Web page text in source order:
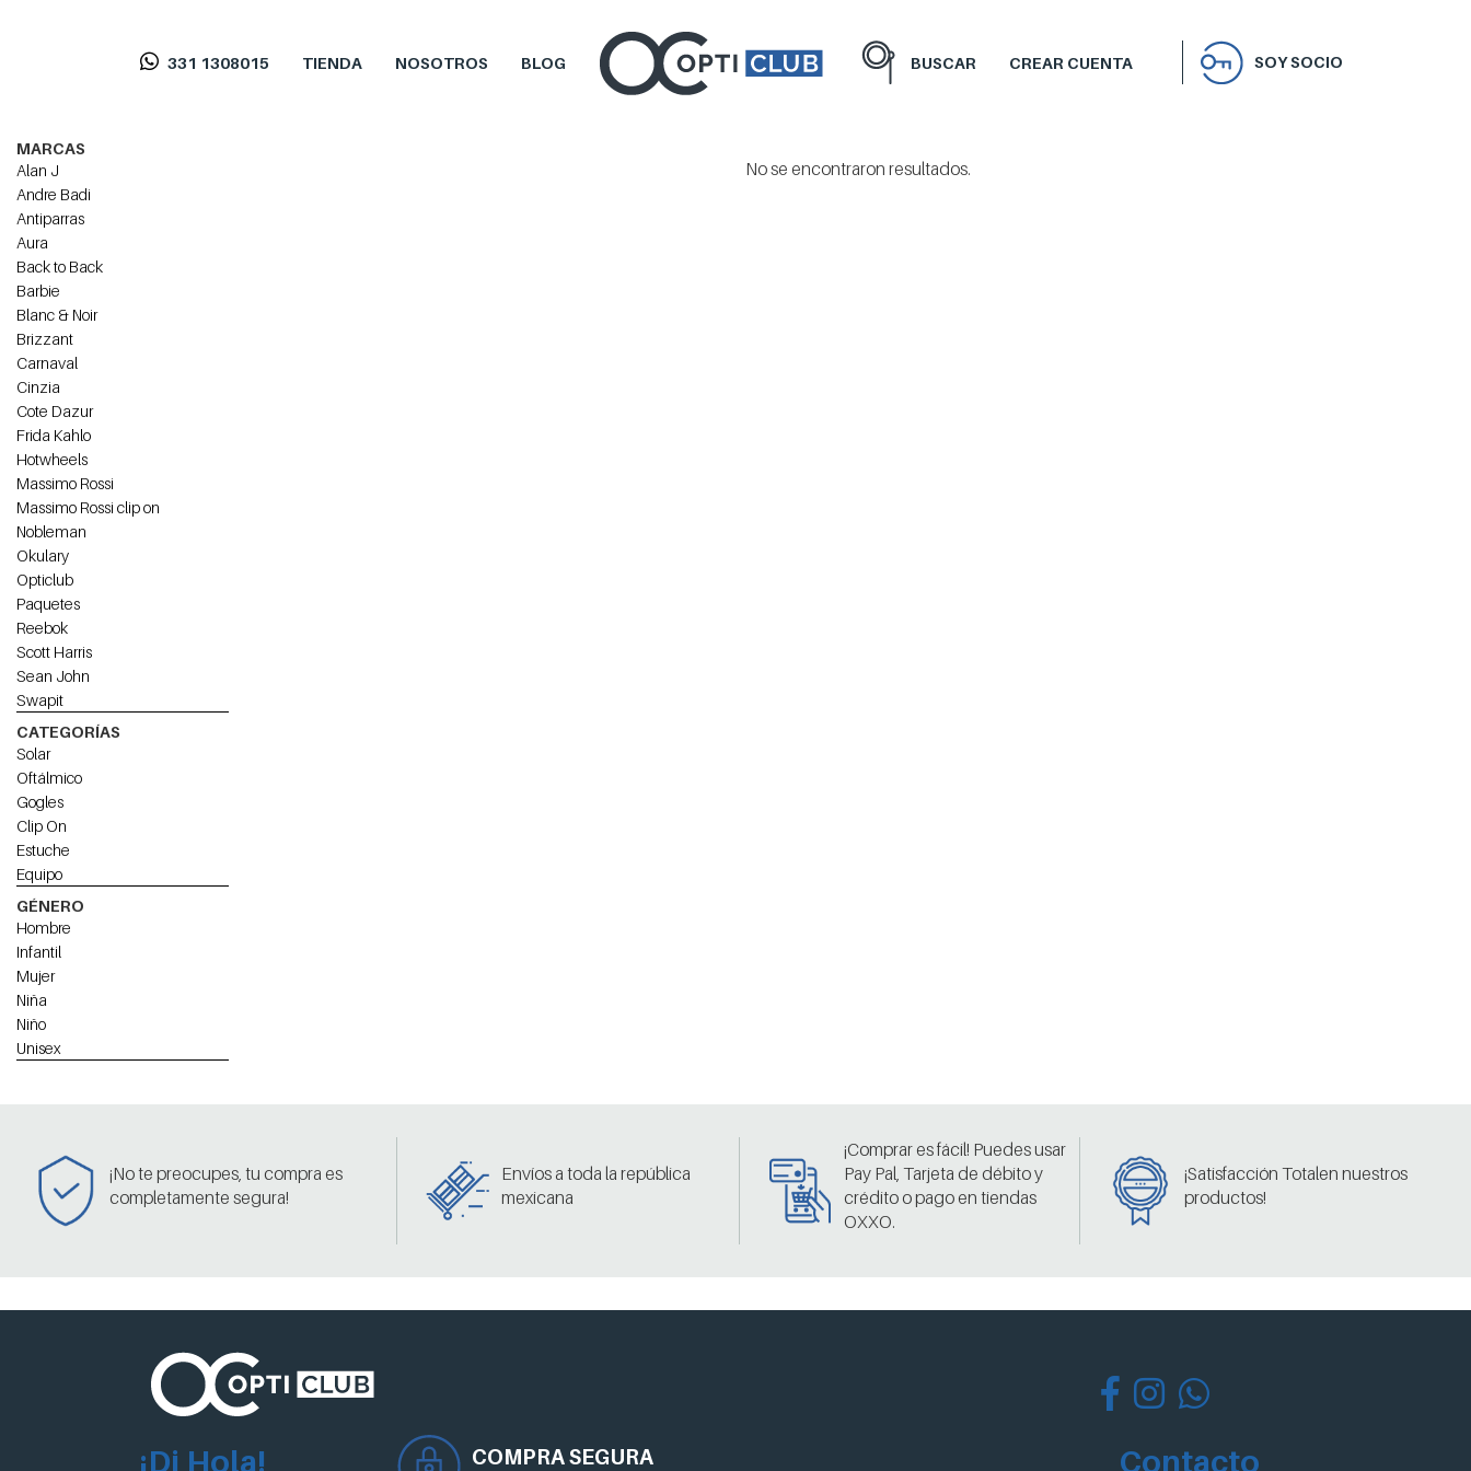
331 1308015 TIENDA NOSOTROS BLOG BUSCAR CREAR CUENTA SOY SOCIO
MARCAS
Alan J
Andre Badi
Antiparras
Aura
Back to Back
Barbie
Blanc & Noir
Brizzant
Carnaval
Cinzia
Cote Dazur
Frida Kahlo
Hotwheels
Massimo Rossi
Massimo Rossi clip on
Nobleman
Okulary
Opticlub
Paquetes
Reebok
Scott Harris
Sean John
Swapit
CATEGORÍAS
Solar
Oftálmico
Gogles
Clip On
Estuche
Equipo
GÉNERO
Hombre
Infantil
Mujer
Niña
Niño
Unisex
No se encontraron resultados.
¡No te preocupes, tu compra es
completamente segura!
Envíos a toda la república
mexicana
¡Comprar es fácil! Puedes usar
Pay Pal, Tarjeta de débito y
crédito o pago en tiendas
OXXO.
¡Satisfacción Totalen nuestros
productos!
¡Di Hola! COMPRASEGURA Contacto